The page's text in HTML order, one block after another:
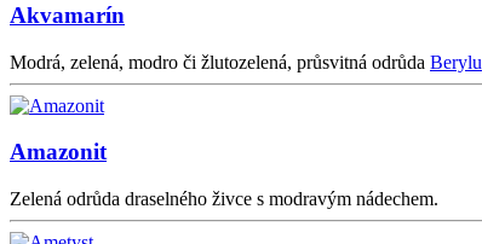
Akvamarín
Modrá, zelená, modro či žlutozelená, průsvitná odrůda Berylu
Amazonit
Zelená odrůda draselného živce s modravým nádechem.